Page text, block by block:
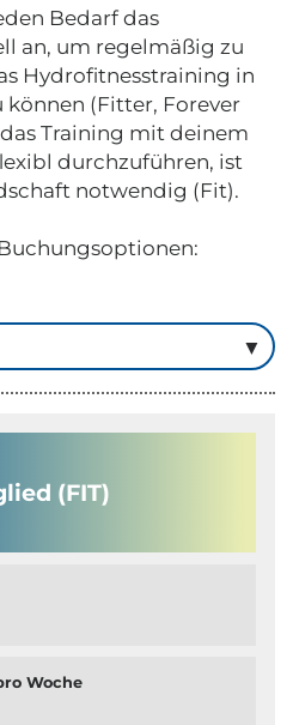
Bedarf das
an, um regelmäßig zu
Hydrofitnesstraining in
(Fitter, Forever
Training mit deinem
durchzuführen, ist
notwendig (Fit).
(FIT)
Woche